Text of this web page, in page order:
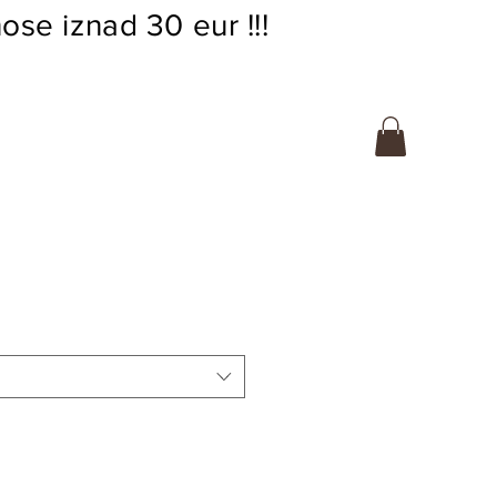
iznad 30 eur !!!